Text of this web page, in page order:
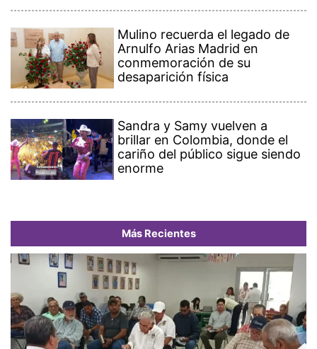
Mulino recuerda el legado de
Arnulfo Arias Madrid en
conmemoración de su
desaparición física
Sandra y Samy vuelven a
brillar en Colombia, donde el
cariño del público sigue siendo
enorme
Más Recientes